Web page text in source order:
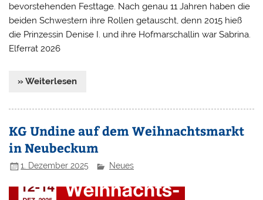
bevorstehenden Festtage. Nach genau 11 Jahren haben die
beiden Schwestern ihre Rollen getauscht, denn 2015 hieß
die Prinzessin Denise I. und ihre Hofmarschallin war Sabrina.
Elferrat 2026
» Weiterlesen
KG Undine auf dem Weihnachtsmarkt
in Neubeckum
1. Dezember 2025 Neues